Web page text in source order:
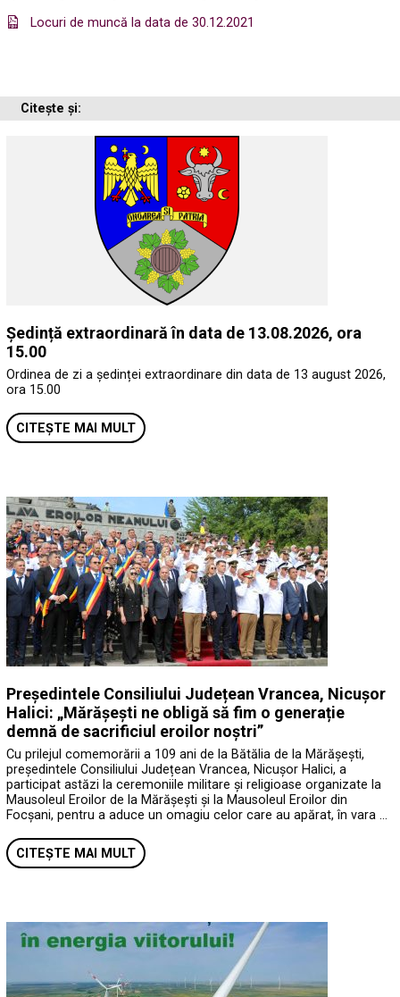
Locuri de muncă la data de 30.12.2021
Citește și:
Ședință extraordinară în data de 13.08.2026, ora
15.00
Ordinea de zi a ședinței extraordinare din data de 13 august 2026,
ora 15.00
CITEȘTE MAI MULT
Președintele Consiliului Județean Vrancea, Nicușor
Halici: „Mărășești ne obligă să fim o generație
demnă de sacrificiul eroilor noștri”
Cu prilejul comemorării a 109 ani de la Bătălia de la Mărășești,
președintele Consiliului Județean Vrancea, Nicușor Halici, a
participat astăzi la ceremoniile militare și religioase organizate la
Mausoleul Eroilor de la Mărășești și la Mausoleul Eroilor din
Focșani, pentru a aduce un omagiu celor care au apărat, în vara …
CITEȘTE MAI MULT